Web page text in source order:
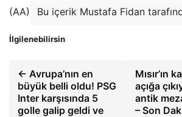
(AA) Bu içerik Mustafa Fidan
İlgilenebilirsin
← Avrupa’nın en
büyük belli oldu! PSG
Inter karşısında 5
golle galip geldi ve
Mısır’ın
açığa
antik
– Son